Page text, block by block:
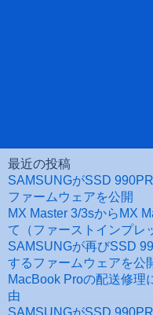
最近の投稿
SAMSUNGがSSD
ファームウェアを公開
MX Master 3/3sからMX
て（ファーストインプレ
SAMSUNGが再びSSD
するファームウェアを公
MacBook Proの配送修理
由
SAMSUNGがSSD